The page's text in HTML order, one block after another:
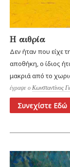
Η αιθρία
Δεν ήταν που είχε
αποθήκη, ο ίδιος
μακριά από το
έγραψε ο Κωνσταντίνος
Συνεχίστε Εδώ